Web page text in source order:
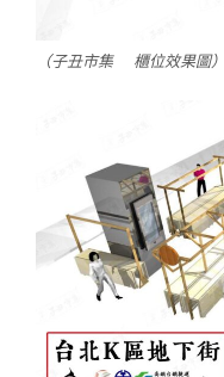
（子丑市集 櫃位效果圖）